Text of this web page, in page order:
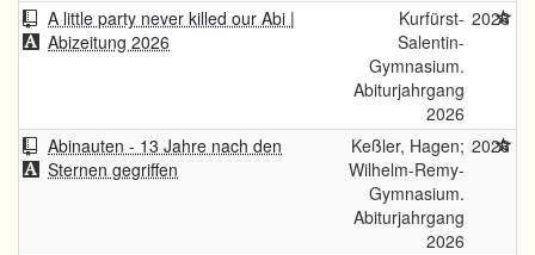
A little party never killed our Abi |
Abizeitung 2026
Kurfürst-
Salentin-
Gymnasium.
Abiturjahrgang
2026
2026
Abinauten - 13 Jahre nach den
Sternen gegriffen
Keßler, Hagen;
Wilhelm-Remy-
Gymnasium.
Abiturjahrgang
2026
2026